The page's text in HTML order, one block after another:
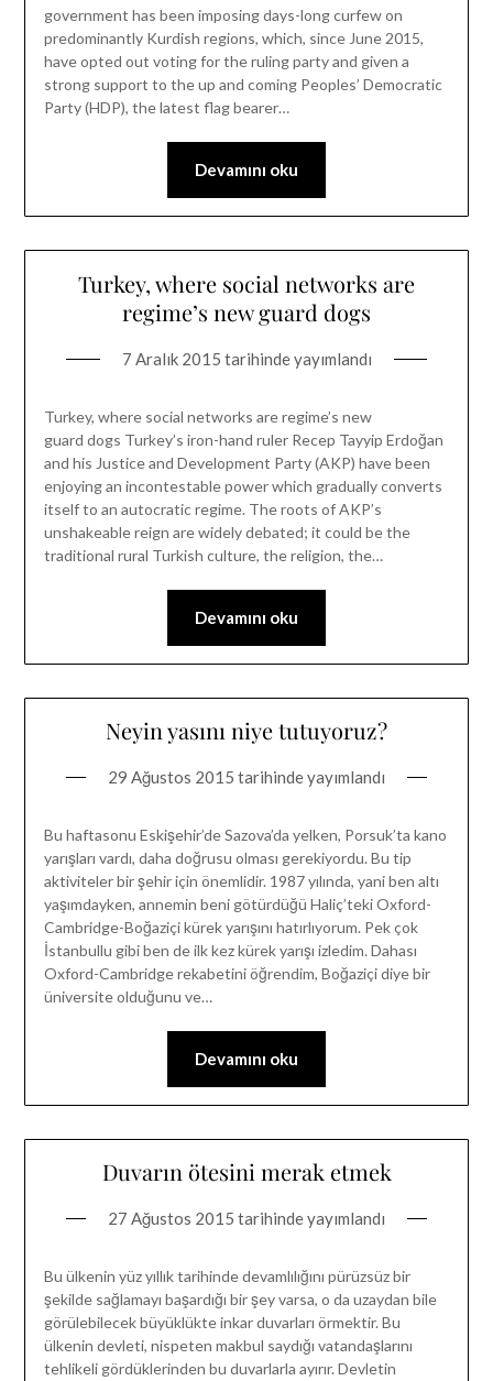
government has been imposing days-long curfew on
predominantly Kurdish regions, which, since June 2015,
have opted out voting for the ruling party and given a
strong support to the up and coming Peoples’ Democratic
Party (HDP), the latest flag bearer…
Devamını oku
Turkey, where social networks are
regime’s new guard dogs
7 Aralık 2015 tarihinde yayımlandı
Turkey, where social networks are regime’s new
guard dogs Turkey’s iron-hand ruler Recep Tayyip Erdoğan
and his Justice and Development Party (AKP) have been
enjoying an incontestable power which gradually converts
itself to an autocratic regime. The roots of AKP’s
unshakeable reign are widely debated; it could be the
traditional rural Turkish culture, the religion, the…
Devamını oku
Neyin yasını niye tutuyoruz?
29 Ağustos 2015 tarihinde yayımlandı
Bu haftasonu Eskişehir’de Sazova’da yelken, Porsuk’ta kano
yarışları vardı, daha doğrusu olması gerekiyordu. Bu tip
aktiviteler bir şehir için önemlidir. 1987 yılında, yani ben altı
yaşımdayken, annemin beni götürdüğü Haliç’teki Oxford-
Cambridge-Boğaziçi kürek yarışını hatırlıyorum. Pek çok
İstanbullu gibi ben de ilk kez kürek yarışı izledim. Dahası
Oxford-Cambridge rekabetini öğrendim, Boğaziçi diye bir
üniversite olduğunu ve…
Devamını oku
Duvarın ötesini merak etmek
27 Ağustos 2015 tarihinde yayımlandı
Bu ülkenin yüz yıllık tarihinde devamlılığını pürüzsüz bir
şekilde sağlamayı başardığı bir şey varsa, o da uzaydan bile
görülebilecek büyüklükte inkar duvarları örmektir. Bu
ülkenin devleti, nispeten makbul saydığı vatandaşlarını
tehlikeli gördüklerinden bu duvarlarla ayırır. Devletin